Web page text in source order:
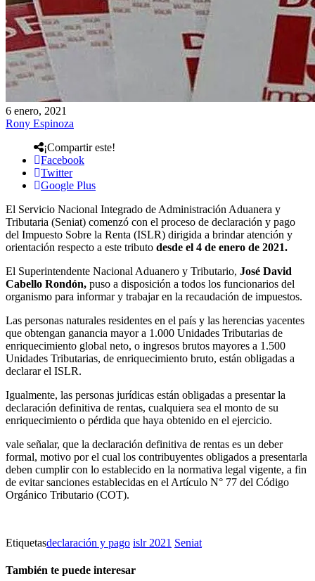
6 enero, 2021
Rony Espinoza
¡Compartir este!
Facebook
Twitter
Google Plus
El Servicio Nacional Integrado de Administración Aduanera y
Tributaria (Seniat) comenzó con el proceso de declaración y pago
del Impuesto Sobre la Renta (ISLR) dirigida a brindar atención y
orientación respecto a este tributo desde el 4 de enero de 2021.
El Superintendente Nacional Aduanero y Tributario, José David
Cabello Rondón, puso a disposición a todos los funcionarios del
organismo para informar y trabajar en la recaudación de impuestos.
Las personas naturales residentes en el país y las herencias yacentes
que obtengan ganancia mayor a 1.000 Unidades Tributarias de
enriquecimiento global neto, o ingresos brutos mayores a 1.500
Unidades Tributarias, de enriquecimiento bruto, están obligadas a
declarar el ISLR.
Igualmente, las personas jurídicas están obligadas a presentar la
declaración definitiva de rentas, cualquiera sea el monto de su
enriquecimiento o pérdida que haya obtenido en el ejercicio.
vale señalar, que la declaración definitiva de rentas es un deber
formal, motivo por el cual los contribuyentes obligados a presentarla
deben cumplir con lo establecido en la normativa legal vigente, a fin
de evitar sanciones establecidas en el Artículo N° 77 del Código
Orgánico Tributario (COT).
Etiquetasdeclaración y pago islr 2021 Seniat
También te puede interesar